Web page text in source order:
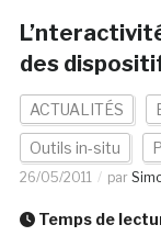
des
ACTUALITÉS
Outils in-situ
26/05/2011 par
Temps de